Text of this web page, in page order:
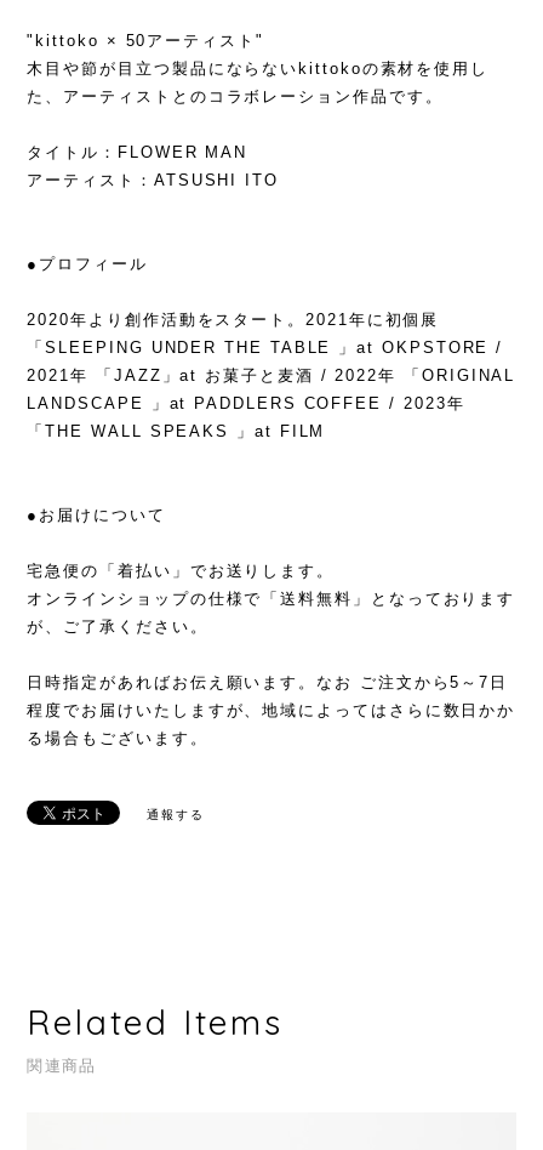
"kittoko × 50アーティスト"
木目や節が目立つ製品にならないkittokoの素材を使用し
た、アーティストとのコラボレーション作品です。
タイトル：FLOWER MAN
アーティスト：ATSUSHI ITO
●プロフィール
2020年より創作活動をスタート。2021年に初個展
「SLEEPING UNDER THE TABLE 」at OKPSTORE /
2021年 「JAZZ」at お菓子と麦酒 / 2022年 「ORIGINAL
LANDSCAPE 」at PADDLERS COFFEE / 2023年
「THE WALL SPEAKS 」at FILM
●お届けについて
宅急便の「着払い」でお送りします。
オンラインショップの仕様で「送料無料」となっております
が、ご了承ください。
日時指定があればお伝え願います。なお ご注文から5～7日
程度でお届けいたしますが、地域によってはさらに数日かか
る場合もございます。
通報する
Related Items
関連商品